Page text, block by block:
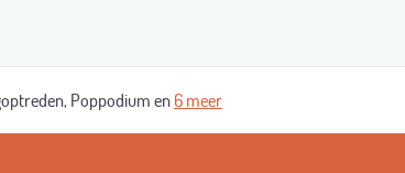
Poppodium en 6 meer